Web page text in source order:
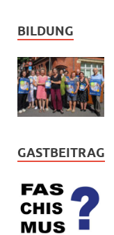
BILDUNG
GASTBEITRAG